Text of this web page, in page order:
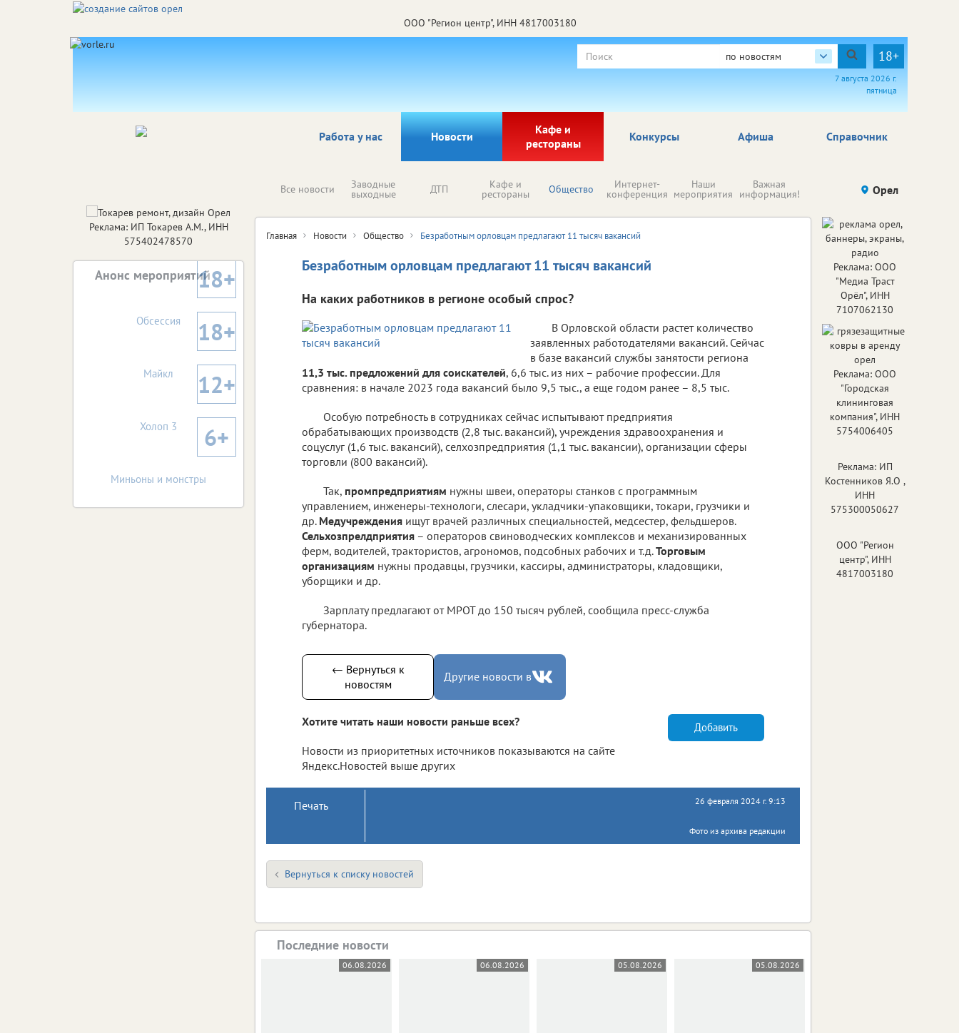
ООО "Регион центр", ИНН 4817003180
по новостям 18+
7 августа 2026 г.
пятница
Работа у нас Новости
Кафе и
рестораны
Афиша Справочник
Конкурсы
Все новости Заводные
выходные ДТП Кафе и
рестораны Общество Интернет-
конференция
Наши
мероприятия
Важная
информация! Происшествия Здоровье
Орел
Главная Новости Общество Безработным орловцам предлагают 11 тысяч вакансий
Безработным орловцам предлагают 11 тысяч вакансий
На каких работников в регионе особый спрос?
В Орловской области растет количество
заявленных работодателями вакансий. Сейчас
в базе вакансий службы занятости региона
11,3 тыс. предложений для соискателей, 6,6 тыс. из них – рабочие профессии. Для
сравнения: в начале 2023 года вакансий было 9,5 тыс., а еще годом ранее – 8,5 тыс.
Особую потребность в сотрудниках сейчас испытывают предприятия
обрабатывающих производств (2,8 тыс. вакансий), учреждения здравоохранения и
соцуслуг (1,6 тыс. вакансий), селхозпредприятия (1,1 тыс. вакансии), организации сферы
торговли (800 вакансий).
Так, промпредприятиям нужны швеи, операторы станков с программным
управлением, инженеры-технологи, слесари, укладчики-упаковщики, токари, грузчики и
др. Медучреждения ищут врачей различных специальностей, медсестер, фельдшеров.
Сельхозпрелдприятия – операторов свиноводческих комплексов и механизированных
ферм, водителей, трактористов, агрономов, подсобных рабочих и т.д.Торговым
организациям нужны продавцы, грузчики, кассиры, администраторы, кладовщики,
уборщики и др.
Зарплату предлагают от МРОТ до 150 тысяч рублей, сообщила пресс-служба
губернатора.
← Вернуться к
новостям
Другие новости в
Хотите читать наши новости раньше всех?
Новости из приоритетных источников показываются на сайте
Яндекс.Новостей выше других
Добавить
Печать 26 февраля 2024 г. 9:13
Фото из архива редакции
Вернуться к списку новостей
Последние новости
06.08.2026 06.08.2026 05.08.2026 05.08.2026
Реклама: ИП Токарев А.М., ИНН
575402478570
Анонс мероприятий18+
Обсессия 18+
Майкл 12+
Холоп 3 6+
Миньоны и монстры
Реклама: ООО
"Медиа Траст
Орёл", ИНН
7107062130
Реклама: ООО
"Городская
клининговая
компания", ИНН
5754006405
Реклама: ИП
Костенников Я.О ,
ИНН
575300050627
ООО "Регион
центр", ИНН
4817003180